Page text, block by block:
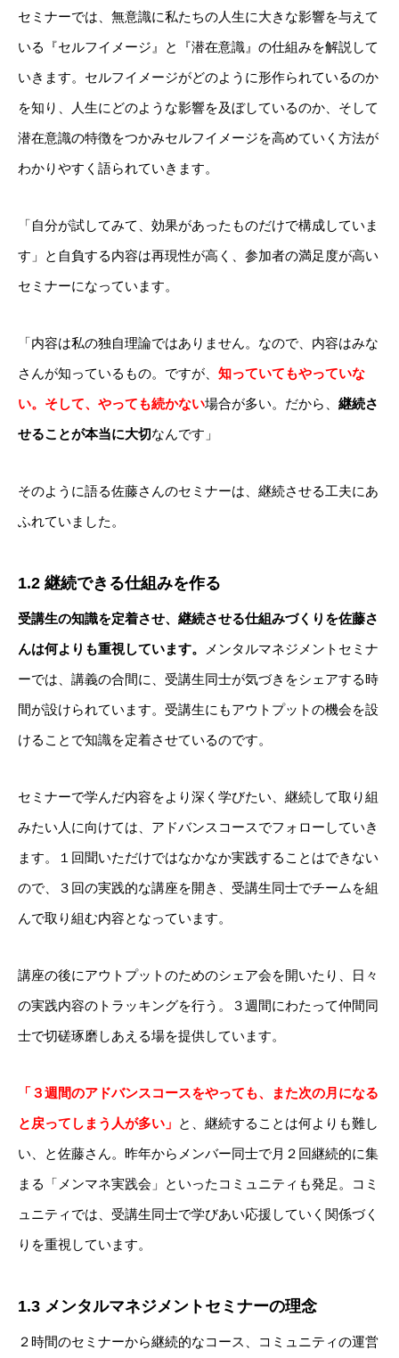
セミナーでは、無意識に私たちの人生に大きな影響を与えて
いる『セルフイメージ』と『潜在意識』の仕組みを解説して
いきます。セルフイメージがどのように形作られているのか
を知り、人生にどのような影響を及ぼしているのか、そして
潜在意識の特徴をつかみセルフイメージを高めていく方法が
わかりやすく語られていきます。
「自分が試してみて、効果があったものだけで構成していま
す」と自負する内容は再現性が高く、参加者の満足度が高い
セミナーになっています。
「内容は私の独自理論ではありません。なので、内容はみな
さんが知っているもの。ですが、 知っていてもやっていな
い。そして、やっても続かない場合が多い。 だから、 継続さ
せることが本当に大切なんです」
そのように語る佐藤さんのセミナーは、継続させる工夫にあ
ふれていました。
1.2 継続できる仕組みを作る
受講生の知識を定着させ、継続させる仕組みづくりを佐藤さ
んは何よりも重視しています。
メンタルマネジメントセミナ
ーでは、講義の合間に、受講生同士が気づきをシェアする時
間が設けられています。受講生にもアウトプットの機会を設
けることで知識を定着させているのです。
セミナーで学んだ内容をより深く学びたい、継続して取り組
みたい人に向けては、アドバンスコースでフォローしていき
ます。１回聞いただけではなかなか実践することはできない
ので、３回の実践的な講座を開き、受講生同士でチームを組
んで取り組む内容となっています。
講座の後にアウトプットのためのシェア会を開いたり、日々
の実践内容のトラッキングを行う。３週間にわたって仲間同
士で切磋琢磨しあえる場を提供しています。
「３週間のアドバンスコースをやっても、また次の月になる
と戻ってしまう人が多い」 と、継続することは何よりも難し
い、と佐藤さん。昨年からメンバー同士で月２回継続的に集
まる「メンマネ実践会」といったコミュニティも発足。コミ
ュニティでは、受講生同士で学びあい応援していく関係づく
りを重視しています。
1.3 メンタルマネジメントセミナーの理念
２時間のセミナーから継続的なコース、コミュニティの運営